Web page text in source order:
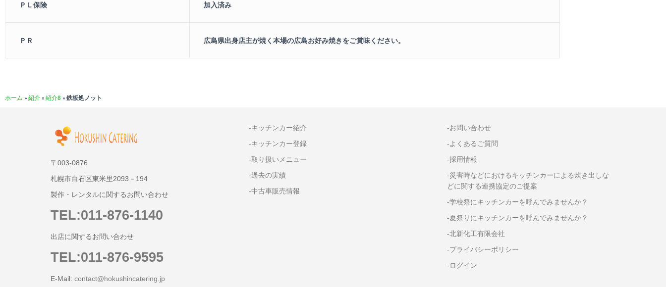
ＰＬ保険 加入済み
ＰＲ 広島県出身店主が焼く本場の広島お好み焼きをご賞味ください。
ホーム » 紹介 » 紹介8 » 鉄板処ノット
〒003-0876
札幌市白石区東米里2093－194
製作・レンタルに関するお問い合わせ
TEL:011-876-1140
出店に関するお問い合わせ
TEL:011-876-9595
E-Mail: contact@hokushincatering.jp
-キッチンカー紹介
-キッチンカー登録
-取り扱いメニュー
-過去の実績
-中古車販売情報
-お問い合わせ
-よくあるご質問
-採用情報
-災害時などにおけるキッチンカーによる炊き出しな
どに関する連携協定のご提案
-学校祭にキッチンカーを呼んでみませんか？
-夏祭りにキッチンカーを呼んでみませんか？
-北新化工有限会社
-プライバシーポリシー
-ログイン